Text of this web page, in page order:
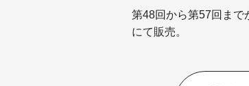
第48回から第57回まで
にて販売。